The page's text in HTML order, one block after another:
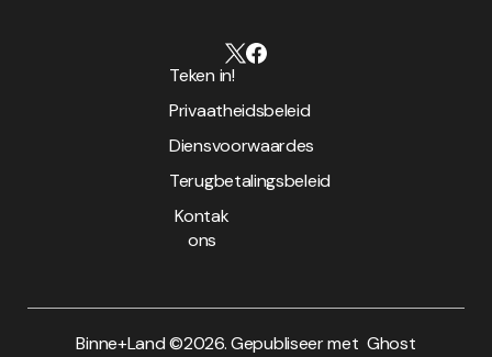
Teken in!
Privaatheidsbeleid
Diensvoorwaardes
Terugbetalingsbeleid
Kontak
ons
Binne+Land ©2026. Gepubliseer met Ghost